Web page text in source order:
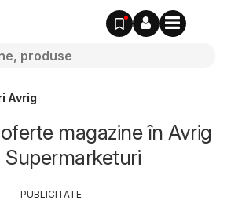
Avrig
magazine în Avrig
PUBLICITATE